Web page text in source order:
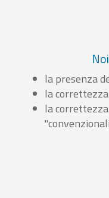
la presenza
la
la